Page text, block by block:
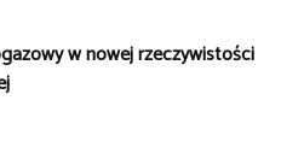
w nowej rzeczywistości